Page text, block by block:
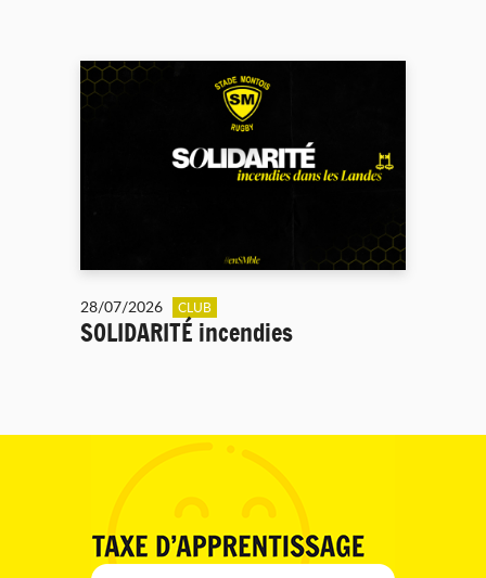
28/07/2026 CLUB
SOLIDARITÉ incendies